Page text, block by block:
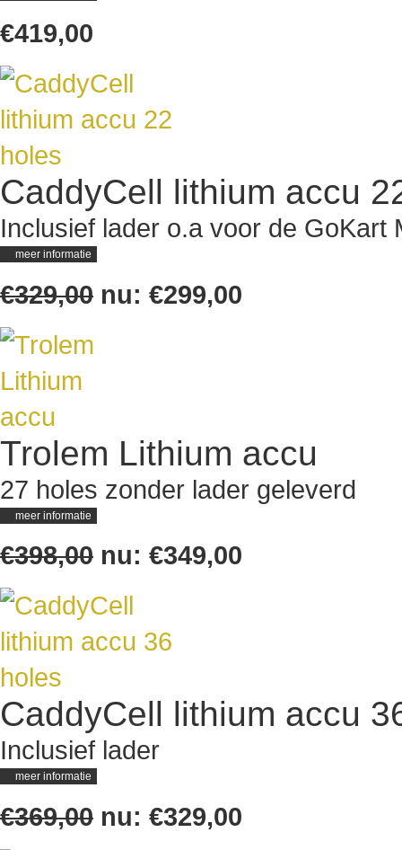
€419,00
CaddyCell lithium accu
Inclusief lader o.a voor de GoKart
meer informatie
€329,00 nu: €299,00
Trolem Lithium accu
27 holes zonder lader geleverd
meer informatie
€398,00 nu: €349,00
CaddyCell lithium accu
Inclusief lader
meer informatie
€369,00 nu: €329,00